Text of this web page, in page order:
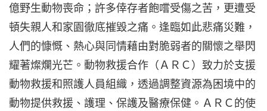
億野生動物喪命；許多倖存者飽嚐受傷之苦，更遭受
頓失親人和家園徹底摧毀之痛。逢臨如此悲痛災難，
人們的慷慨、熱心與同情藉由對脆弱者的關懷之舉閃
耀著燦爛光芒。動物救援合作（ＡＲＣ）致力於支援
動物救援和照護人員組織，透過調整資源為困境中的
動物提供救援、護理、保護及醫療保健。ＡＲＣ的使